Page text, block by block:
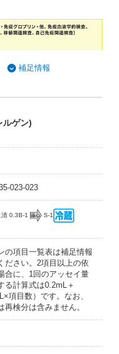
補足情報
ルゲン)
023-023
清 0.3B-1 S-1
の項目一覧表は補足情報
ださい。2項目以上の依
合に、1回のアッセイ量
る計算式は0.2mL＋
項目数）です。なお、
再検分は含みません。